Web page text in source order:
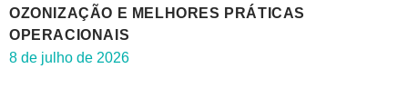
OZONIZAÇÃO E MELHORES PRÁTICAS
OPERACIONAIS
8 de julho de 2026